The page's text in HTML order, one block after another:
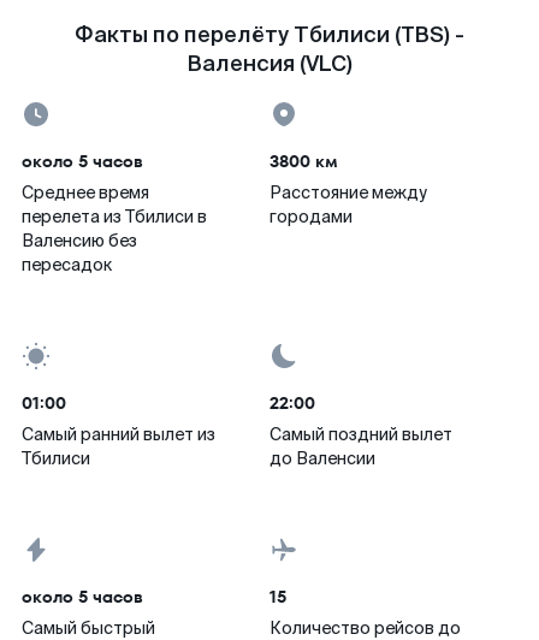
Факты по перелёту Тбилиси (TBS) -
Валенсия (VLC)
около 5 часов
Среднее время
перелета из Тбилиси в
Валенсию без
пересадок
3800 км
Расстояние между
городами
01:00
Самый ранний вылет из
Тбилиси
22:00
Самый поздний вылет
до Валенсии
около 5 часов
Самый быстрый
15
Количество рейсов до